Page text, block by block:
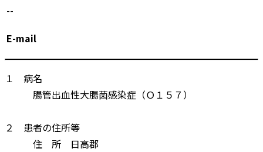
--
E-mail
１ 病名
腸管出血性大腸菌感染症（Ｏ１５７）
２ 患者の住所等
住 所 日高郡